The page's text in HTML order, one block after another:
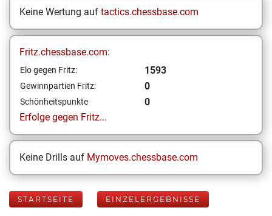
Keine Wertung auf tactics.chessbase.com
Fritz.chessbase.com:
Elo gegen Fritz: 1593
Gewinnpartien Fritz: 0
Schönheitspunkte
0
Erfolge gegen Fritz...
Keine Drills auf Mymoves.chessbase.com
STARTSEITE EINZELERGEBNISSE